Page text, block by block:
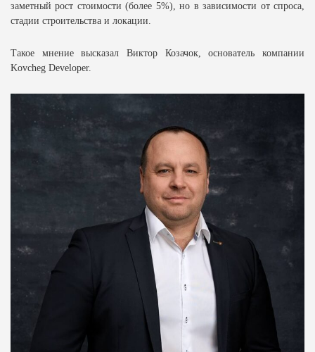
заметный рост стоимости (более 5%), но в зависимости от спроса,
стадии строительства и локации.
Такое мнение высказал Виктор Козачок, основатель компании
Kovcheg Developer.